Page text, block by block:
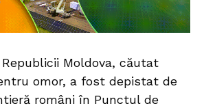
Moldova, căutat
omor, a fost depistat de
români în Punctul de